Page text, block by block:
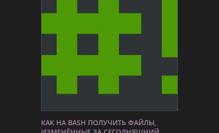
КАК НА BASH ПОЛУЧИТЬ ФАЙЛЫ,